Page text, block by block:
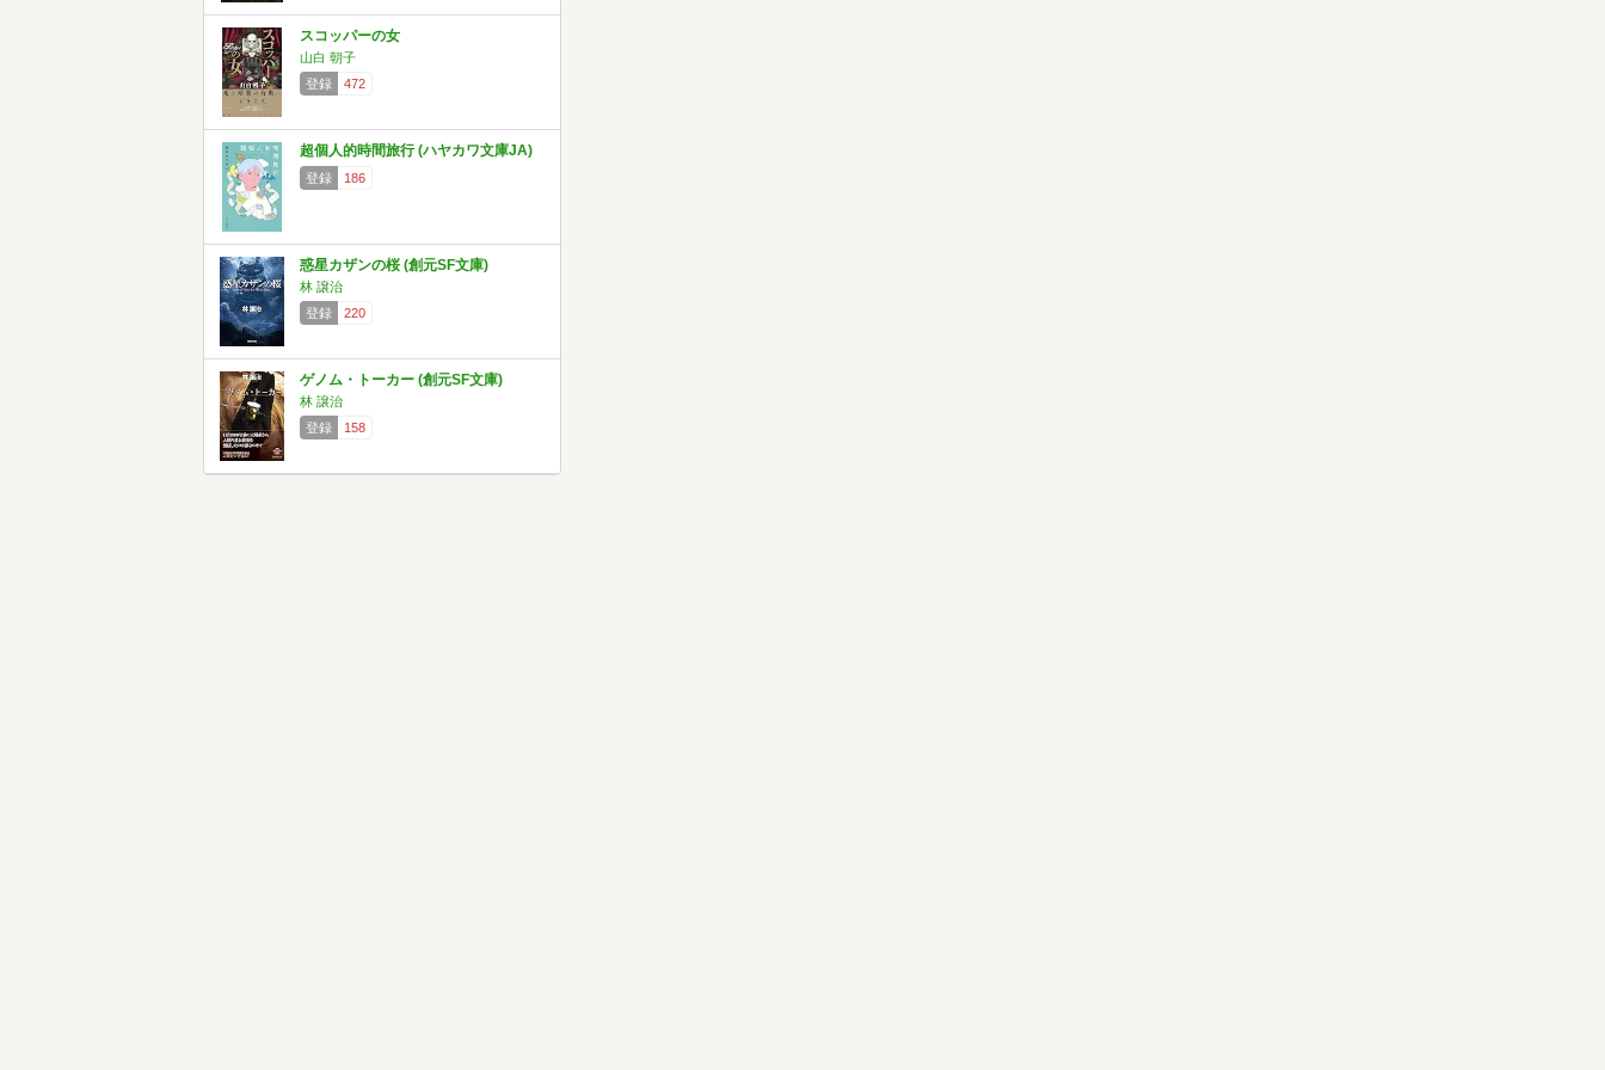
スコッパーの女
山白 朝子
登録
472
超個人的時間旅行 (ハヤカワ文庫JA)
登録 186
惑星カザンの桜 (創元SF文庫)
林 譲治
登録
220
ゲノム・トーカー (創元SF文庫)
林 譲治
登録
158